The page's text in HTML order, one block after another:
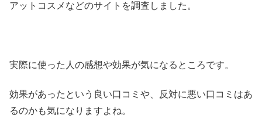
アットコスメなどのサイトを調査しました。
実際に使った人の感想や効果が気になるところです。
効果があったという良い口コミや、反対に悪い口コミはあ
るのかも気になりますよね。